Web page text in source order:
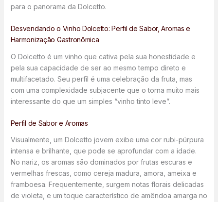
para o panorama da Dolcetto.
Desvendando o Vinho Dolcetto: Perfil de Sabor, Aromas e
Harmonização Gastronômica
O Dolcetto é um vinho que cativa pela sua honestidade e
pela sua capacidade de ser ao mesmo tempo direto e
multifacetado. Seu perfil é uma celebração da fruta, mas
com uma complexidade subjacente que o torna muito mais
interessante do que um simples “vinho tinto leve”.
Perfil de Sabor e Aromas
Visualmente, um Dolcetto jovem exibe uma cor rubi-púrpura
intensa e brilhante, que pode se aprofundar com a idade.
No nariz, os aromas são dominados por frutas escuras e
vermelhas frescas, como cereja madura, amora, ameixa e
framboesa. Frequentemente, surgem notas florais delicadas
de violeta, e um toque característico de amêndoa amarga no